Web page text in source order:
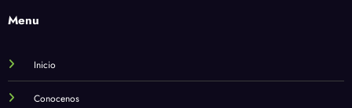
Menu
Inicio
Conocenos